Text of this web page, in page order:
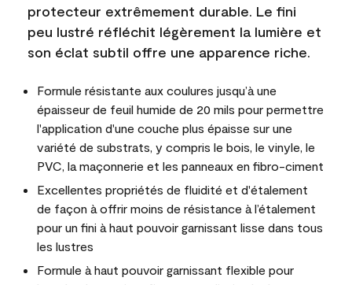
protecteur extrêmement durable. Le fini
peu lustré réfléchit légèrement la lumière et
son éclat subtil offre une apparence riche.
Formule résistante aux coulures jusqu’à une
épaisseur de feuil humide de 20 mils pour permettre
l'application d'une couche plus épaisse sur une
variété de substrats, y compris le bois, le vinyle, le
PVC, la maçonnerie et les panneaux en fibro-ciment
Excellentes propriétés de fluidité et d'étalement
de façon à offrir moins de résistance à l’étalement
pour un fini à haut pouvoir garnissant lisse dans tous
les lustres
Formule à haut pouvoir garnissant flexible pour